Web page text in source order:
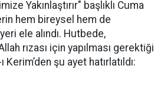
Yakınlaştırır" başlıklı Cuma
hem bireysel hem de
ele alındı. Hutbede,
rızası için yapılması gerektiği
Kerim’den şu ayet hatırlatıldı: